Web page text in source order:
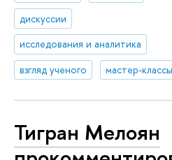
дискуссии
исследования и аналитика
взгляд ученого
мастер-классы
Тигран Мелоян